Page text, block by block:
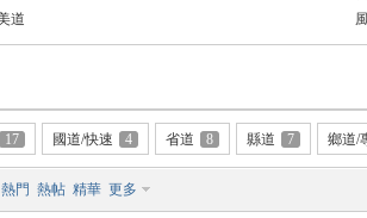
道
17 國道/快速 4 省道 8 縣道 7 鄉道/
熱門 熱帖 精華 更多